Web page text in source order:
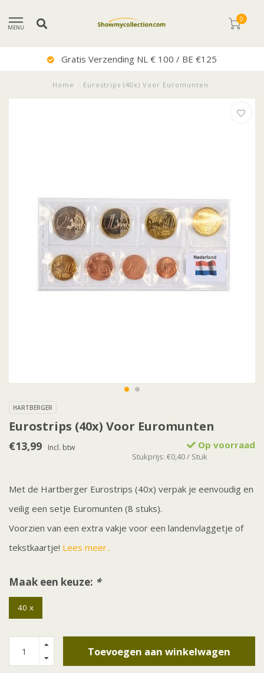
MENU
0
Uitstekende Service
Home Eurostrips (40x) Voor Euromunten
HARTBERGER
Eurostrips (40x) Voor Euromunten
€13,99 Incl. btw Op voorraad
Stukprijs: €0,40 / Stuk
Met de Hartberger Eurostrips (40x) verpak je eenvoudig en
veilig een setje Euromunten (8 stuks).
Voorzien van een extra vakje voor een landenvlaggetje of
tekstkaartje! Lees meer..
Maak een keuze: *
40 x
Toevoegen aan winkelwagen